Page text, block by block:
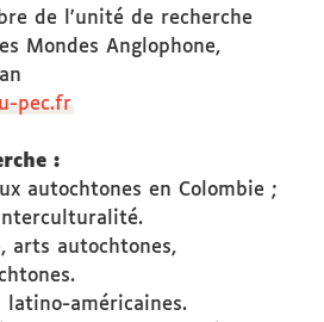
de l'unité de recherche
Mondes Anglophone,
pec.fr
:
autochtones en Colombie ;
arts autochtones,
latino-américaines.